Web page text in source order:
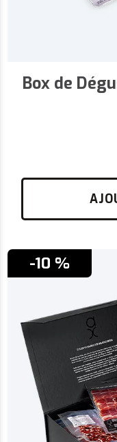
Box de
-10 %